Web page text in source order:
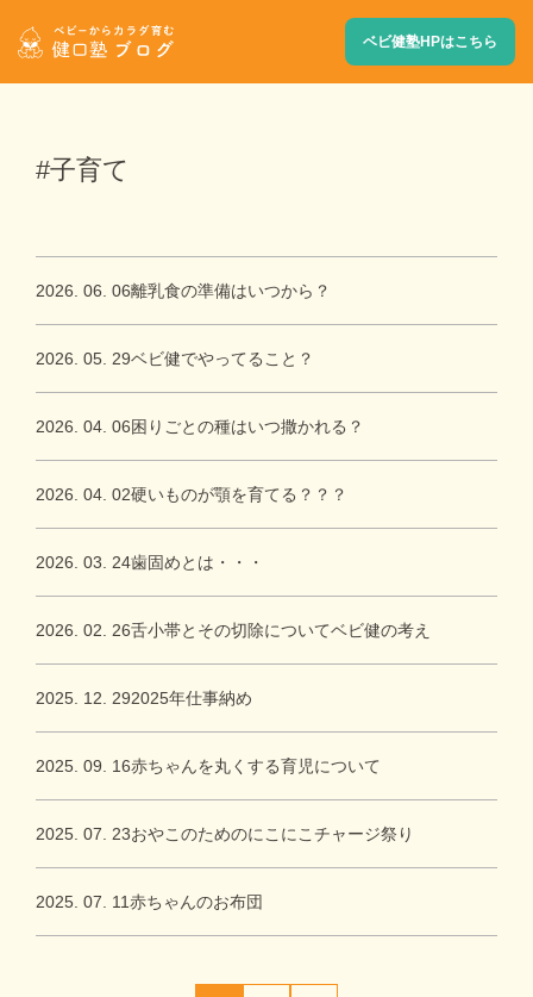
ベビ健塾HPはこちら
#子育て
2026. 06. 06離乳食の準備はいつから？
2026. 05. 29ベビ健でやってること？
2026. 04. 06困りごとの種はいつ撒かれる？
2026. 04. 02硬いものが顎を育てる？？？
2026. 03. 24歯固めとは・・・
2026. 02. 26舌小帯とその切除についてベビ健の考え
2025. 12. 292025年仕事納め
2025. 09. 16赤ちゃんを丸くする育児について
2025. 07. 23おやこのためのにこにこチャージ祭り
2025. 07. 11赤ちゃんのお布団